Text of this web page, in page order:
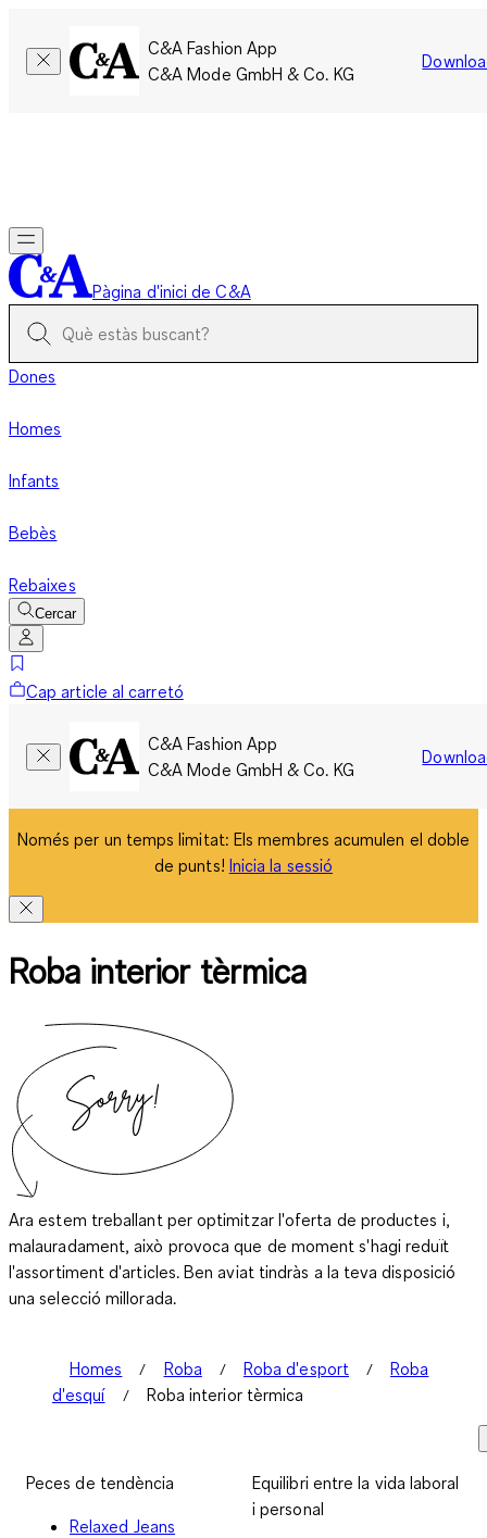
C&A Fashion App
C&A Mode GmbH & Co. KG
Pàgina d'inici de C&A
Dones
Homes
Infants
Bebès
Rebaixes
Cercar
Cap article al carretó
C&A Fashion App
C&A Mode GmbH & Co. KG
Només per un temps limitat: Els membres acumulen el doble
de punts! Inicia la sessió
Roba interior tèrmica
Ara estem treballant per optimitzar l'oferta de productes i,
malauradament, això provoca que de moment s'hagi reduït
l'assortiment d'articles. Ben aviat tindràs a la teva disposició
una selecció millorada.
Homes Roba Roba d'esport
Roba
d'esquí
Roba interior tèrmica
Peces de tendència
Relaxed Jeans
Equilibri entre la vida laboral
i personal